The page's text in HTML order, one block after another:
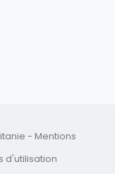
- Mentions
d'utilisation